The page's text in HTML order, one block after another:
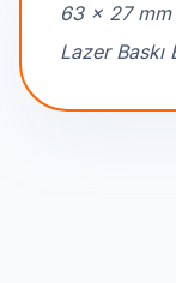
63 x 27
Lazer Baskı